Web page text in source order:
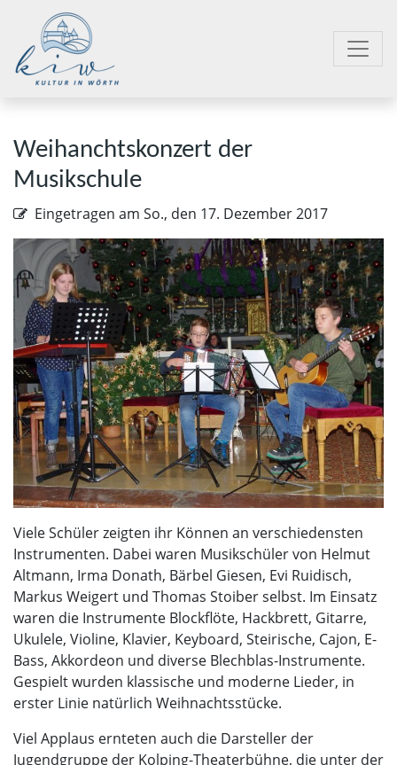
Weihanchtskonzert der
Musikschule
Eingetragen am So., den 17. Dezember 2017
Viele Schüler zeigten ihr Können an verschiedensten
Instrumenten. Dabei waren Musikschüler von Helmut
Altmann, Irma Donath, Bärbel Giesen, Evi Ruidisch,
Markus Weigert und Thomas Stoiber selbst. Im Einsatz
waren die Instrumente Blockflöte, Hackbrett, Gitarre,
Ukulele, Violine, Klavier, Keyboard, Steirische, Cajon, E-
Bass, Akkordeon und diverse Blechblas-Instrumente.
Gespielt wurden klassische und moderne Lieder, in
erster Linie natürlich Weihnachtsstücke.
Viel Applaus ernteten auch die Darsteller der
Jugendgruppe der Kolping-Theaterbühne, die unter der